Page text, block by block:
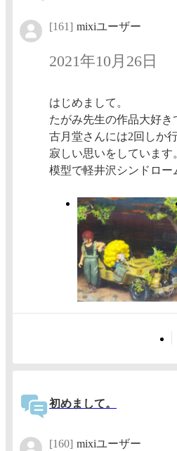
[161] mixiユーザー
2021年10月26日
はじめまして。
たがみ先生の作品大好き
古月堂さんには2回しか
寂しい思いをしています
模型で軽井沢シンドロー
初めまして。
[160] mixiユーザー